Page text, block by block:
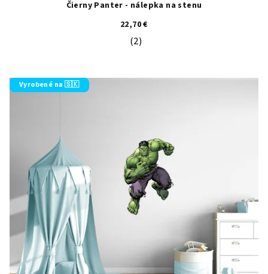
Čierny Panter - nálepka na stenu
22,70 €
Priemerné hodnotenie produktu
(2)
Vyrobené na 🇸🇰